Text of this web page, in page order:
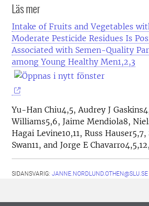
Läs mer
Intake of Fruits and Vegetables
Moderate Pesticide Residues Is
Associated with Semen-Quality
among Young Healthy Men1,2,3
Yu-Han Chiu4,5, Audrey J
Williams5,6, Jaime Mendiola8,
Hagai Levine10,11, Russ Hauser5,7,
Swan11, and Jorge E
SIDANSVARIG: JANNE.NORDLUND.OTHEN@SLU.SE